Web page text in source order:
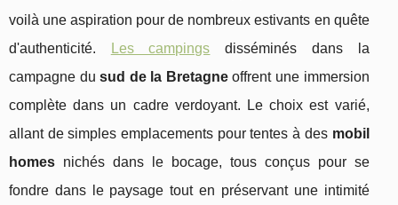
voilà une aspiration pour de nombreux estivants en quête
d'authenticité.
Les campings disséminés dans la
campagne dusud de la Bretagneoffrent une immersion
complète dans un cadre verdoyant. Le choix est varié,
allant de simples emplacements pour tentes à des mobil
homes nichés dans le bocage, tous conçus pour se
fondre dans le paysage tout en préservant une intimité